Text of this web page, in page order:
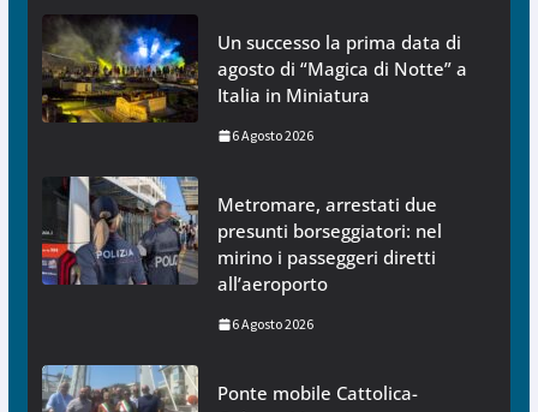
Un successo la prima data di
agosto di “Magica di Notte” a
Italia in Miniatura
6 Agosto 2026
Metromare, arrestati due
presunti borseggiatori: nel
mirino i passeggeri diretti
all’aeroporto
6 Agosto 2026
Ponte mobile Cattolica-